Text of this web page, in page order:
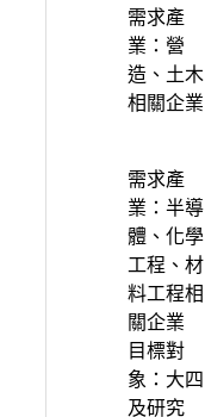
需求產
業：營
造、土木
相關企業
需求產
業：半導
體、化學
工程、材
料工程相
關企業
目標對
象：大四
及研究